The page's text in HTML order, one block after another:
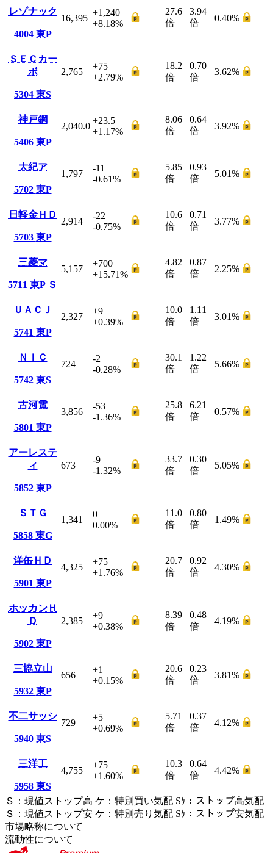
レゾナック
4004 東P
16,395
+1,240
+8.18%
27.6
倍
3.94
倍
0.40%
ＳＥＣカー
ボ
5304 東S
2,765
+75
+2.79%
18.2
倍
0.70
倍
3.62%
神戸鋼
5406 東P
2,040.0
+23.5
+1.17%
8.06
倍
0.64
倍
3.92%
大紀ア
5702 東P
1,797
-11
-0.61%
5.85
倍
0.93
倍
5.01%
日軽金ＨＤ
5703 東P
2,914
-22
-0.75%
10.6
倍
0.71
倍
3.77%
三菱マ
5711 東P Ｓ
5,157
+700
+15.71%
4.82
倍
0.87
倍
2.25%
ＵＡＣＪ
5741 東P
2,327
+9
+0.39%
10.0
倍
1.11
倍
3.01%
ＮＩＣ
5742 東S
724
-2
-0.28%
30.1
倍
1.22
倍
5.66%
古河電
5801 東P
3,856
-53
-1.36%
25.8
倍
6.21
倍
0.57%
アーレステ
ィ
5852 東P
673
-9
-1.32%
33.7
倍
0.30
倍
5.05%
ＳＴＧ
5858 東G
1,341
0
0.00%
11.0
倍
0.80
倍
1.49%
洋缶ＨＤ
5901 東P
4,325
+75
+1.76%
20.7
倍
0.92
倍
4.30%
ホッカンＨ
Ｄ
5902 東P
2,385
+9
+0.38%
8.39
倍
0.48
倍
4.19%
三協立山
5932 東P
656
+1
+0.15%
20.6
倍
0.23
倍
3.81%
不二サッシ
5940 東S
729
+5
+0.69%
5.71
倍
0.37
倍
4.12%
三洋工
5958 東S
4,755
+75
+1.60%
10.3
倍
0.64
倍
4.42%
Ｓ ： 現値ストップ高 ケ ： 特別買い気配 Sｹ ： ストップ高気配
Ｓ ： 現値ストップ安 ケ ： 特別売 り 気配 Sｹ ： ストップ安気配
市場略称について
流動性について